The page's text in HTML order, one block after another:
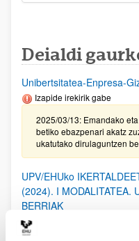
Deialdi
Unibertsitatea-Enpresa-
Izapide irekirik gabe
2025/03/13: Emandako
betiko ebazpenari akatz
ukatutako dirulaguntzen
UPV/EHUko
(2024). I MODALITATEA.
BERRIAK